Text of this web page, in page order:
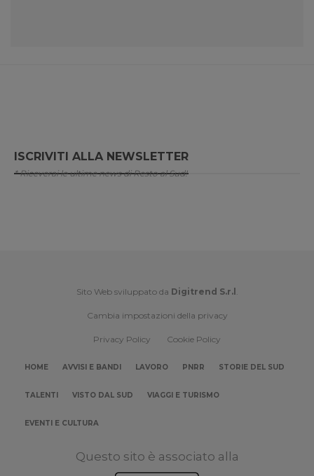
ISCRIVITI ALLA NEWSLETTER
* Riceverai le ultime news di Resto al Sud!
Sito Web sviluppato da Digitrend S.r.l .
Cambia impostazioni della privacy
Privacy Policy Cookie Policy
HOME AVVISI E BANDI LAVORO PNRR STORIE DEL SUD
TALENTI VISTO DAL SUD VIAGGI E TURISMO
EVENTI E CULTURA
Questo sito è associato alla